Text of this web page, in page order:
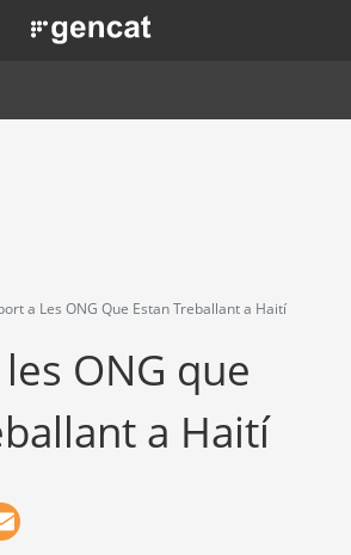
Skip
to
. Obre en una nova finestra.
a Les ONG Que Estan Treballant a Haití
ONG que
a Haití